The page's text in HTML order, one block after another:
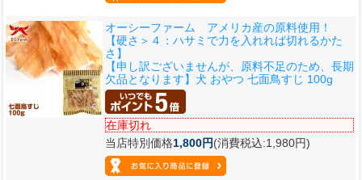
オーシーファーム アメリカ産の原料使用！
【硬さ＞４：ハサミで力を入れれば切れるかた
さ】
【申し訳ございませんが、原料不足のため、長期
欠品となります】犬 おやつ 七面鳥すじ 100g
在庫切れ
当店特別価格1,800円(消費税込:1,980円)